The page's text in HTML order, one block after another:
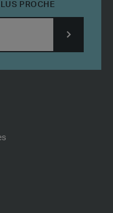
PROCHE